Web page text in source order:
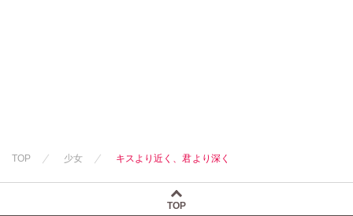
TOP 少女 キスより近く、君より深く
TOP